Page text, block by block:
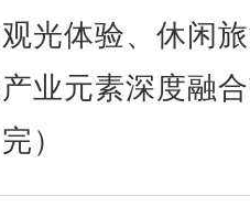
光体验、休闲
业元素深度融
）